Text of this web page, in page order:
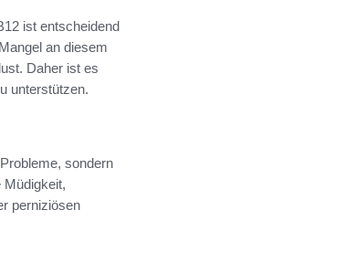
ist entscheidend
an diesem
Daher ist es
unterstützen.
sondern
perniziösen